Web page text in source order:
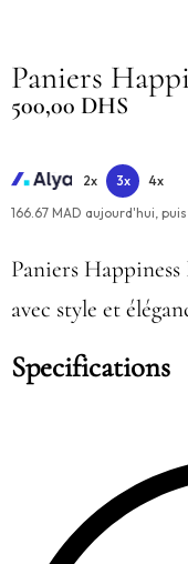
Paniers
500,00 DHS
2x 3x
4x
166.67 MAD aujourd'hui, puis
Paniers
avec style et
Specifications